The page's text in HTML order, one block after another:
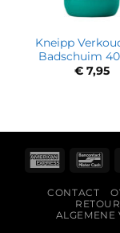
Kneipp
Badschuim
€7,95
American
CONTACT
ALGEMENE